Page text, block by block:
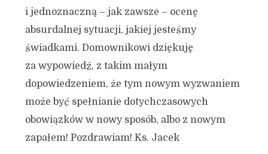
i jednoznaczną – jak zawsze – ocenę
absurdalnej sytuacji, jakiej jesteśmy
świadkami. Domownikowi dziękuję
za wypowiedź, z takim małym
dopowiedzeniem, że tym nowym wyzwaniem
może być spełnianie dotychczasowych
obowiązków w nowy sposób, albo z nowym
zapałem! Pozdrawiam! Ks. Jacek